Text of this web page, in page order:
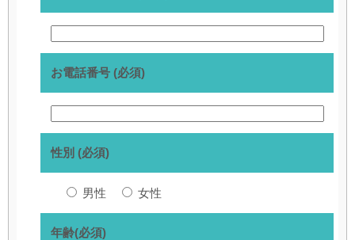
お電話番号 (必須)
性別 (必須)
男性 女性
年齢(必須)